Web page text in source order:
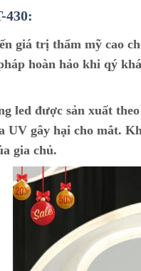
430:
giá trị thẩm mỹ cao
hoàn hảo khi qý
led được sản xuất
gây hại cho mắt.
gia chủ.